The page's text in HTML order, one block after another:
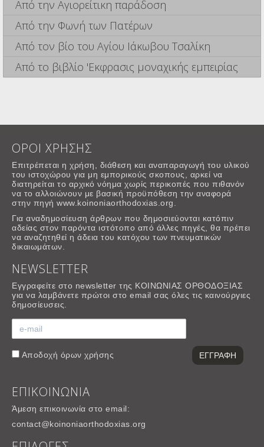
Από την Αγιορείτικη παράδοση
Από την Φωνή των Πατέρων
Από τον βίο του Αγίου Ιάκωβου Τσαλίκη
Από το βιβλίο 'Εκφρασις μοναχικής εμπειρίας
ΟΡΟΙ ΧΡΗΣΗΣ
Επιτρέπεται η χρήση, διάθεση και αναπαραγωγή του υλικού
του ιστοχώρου για μη εμπορικούς σκοπους, αρκεί να
διατηρείται το αρχικό νόημα χωρίς περικοπές που πιθανόν
να το αλλοιώνουν με βασική προϋπόθεση την αναφορά
στην πηγή www.koinoniaorthodoxias.org.
Για αναδημοσίευση άρθρων που δημοσιεύονται κατόπιν
αδείας στον παρόντα ιστότοπο από άλλες πηγές, θα πρέπει
να αναζητηθεί η άδεια του κατόχου των πνευματικών
δικαιωμάτων.
NEWSLETTER
Εγγραφείτε στο newsletter της ΚΟΙΝΩΝΙΑΣ ΟΡΘΟΔΟΞΙΑΣ
για να λαμβάνετε πρώτοι στο email σας όλες τις καινούργιες
δημοσίευσεις.
Αποδοχή όρων χρήσης
ΕΠΙΚΟΙΝΩΝΙΑ
Άμεση επικοινωνία στο email:
contact@koinoniaorthodoxias.org